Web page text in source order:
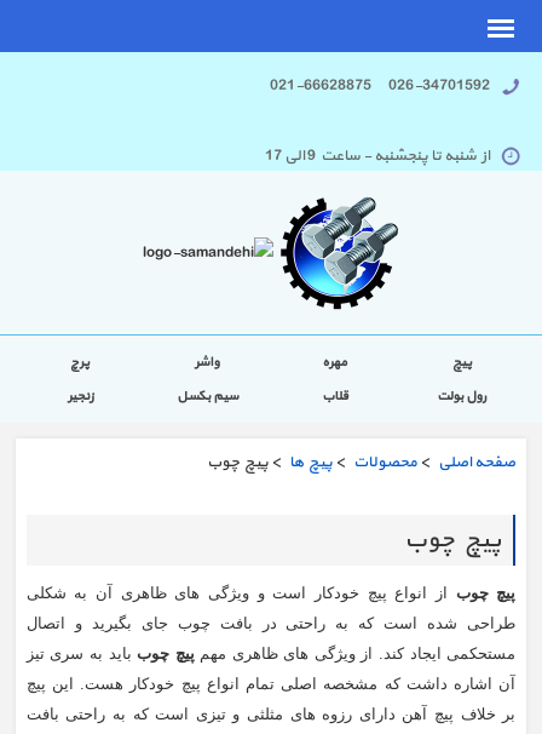
026-34701592 021-66628875
از شنبه تا پنجشنبه - ساعت 9 الی 17
پیچ مهره واشر
پرچ
رول بولت
قلاب سیم بکسل زنجیر
صفحه اصلی > محصولات > پیچ ها > پیچ چوب
پیچ چوب
پیچ چوب از انواع پیچ خودکار است و ویژگی های ظاهری آن به شکلی
طراحی شده است که به راحتی در بافت چوب جای بگیرید و اتصال
مستحکمی ایجاد کند. از ویژگی های ظاهری مهم پیچ چوبباید به سری تیز
آن اشاره داشت که مشخصه اصلی تمام انواع پیچ خودکار هست. این پیچ
بر خلاف پیچ آهن دارای رزوه های مثلثی و تیزی است که به راحتی بافت